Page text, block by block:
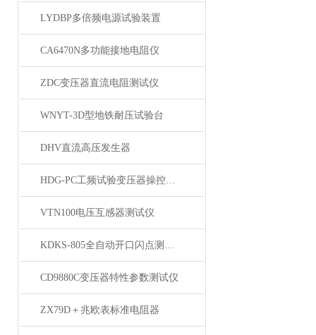
LYDBP多倍频电源试验装置
CA6470N多功能接地电阻仪
ZDC变压器直流电阻测试仪
WNYT-3D型地铁耐压试验台
DHV直流高压发生器
HDG-PC工频试验变压器操控装置
VTN100电压互感器测试仪
KDKS-805全自动开口闪点测定仪
CD9880C变压器特性参数测试仪
ZX79D＋兆欧表标准电阻器